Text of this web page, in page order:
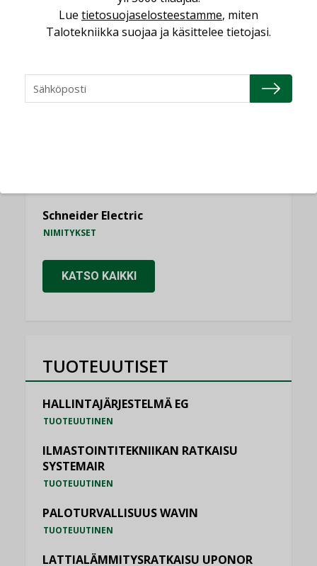
NIMITYKSET
Consti
NIMITYKSET
Schneider Electric
NIMITYKSET
KATSO KAIKKI
TUOTEUUTISET
HALLINTAJÄRJESTELMÄ EG
TUOTEUUTINEN
ILMASTOINTITEKNIIKAN RATKAISU
SYSTEMAIR
TUOTEUUTINEN
PALOTURVALLISUUS WAVIN
TUOTEUUTINEN
LATTIALÄMMITYSRATKAISU UPONOR
Lue tietosuojaselosteestamme, miten
Talotekniikka suojaa ja käsittelee tietojasi.